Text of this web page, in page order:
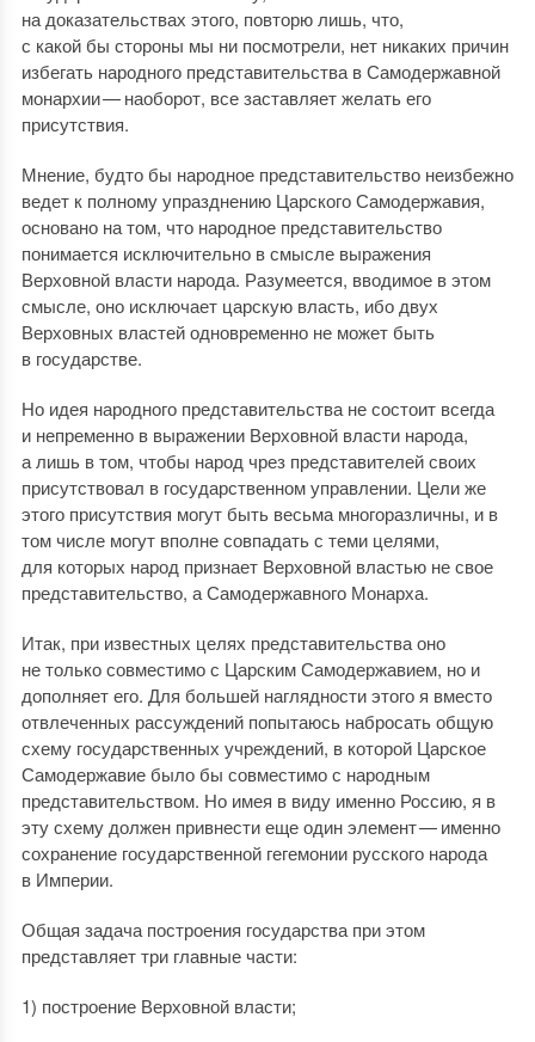
на доказательствах этого, повторю лишь, что,
с какой бы стороны мы ни посмотрели, нет никаких причин
избегать народного представительства в Самодержавной
монархии — наоборот, все заставляет желать его
присутствия.
Мнение, будто бы народное представительство неизбежно
ведет к полному упразднению Царского Самодержавия,
основано на том, что народное представительство
понимается исключительно в смысле выражения
Верховной власти народа. Разумеется, вводимое в этом
смысле, оно исключает царскую власть, ибо двух
Верховных властей одновременно не может быть
в государстве.
Но идея народного представительства не состоит всегда
и непременно в выражении Верховной власти народа,
а лишь в том, чтобы народ чрез представителей своих
присутствовал в государственном управлении. Цели же
этого присутствия могут быть весьма многоразличны, и в
том числе могут вполне совпадать с теми целями,
для которых народ признает Верховной властью не свое
представительство, а Самодержавного Монарха.
Итак, при известных целях представительства оно
не только совместимо с Царским Самодержавием, но и
дополняет его. Для большей наглядности этого я вместо
отвлеченных рассуждений попытаюсь набросать общую
схему государственных учреждений, в которой Царское
Самодержавие было бы совместимо с народным
представительством. Но имея в виду именно Россию, я в
эту схему должен привнести еще один элемент — именно
сохранение государственной гегемонии русского народа
в Империи.
Общая задача построения государства при этом
представляет три главные части:
1) построение Верховной власти;